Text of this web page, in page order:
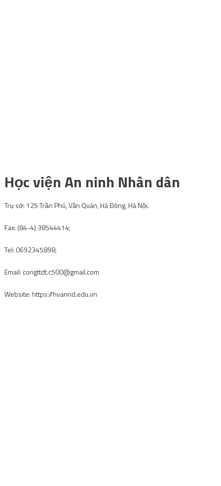
Tel: 0692345898;
Email: congttdt.c500@gmail.com
Website: https://hvannd.edu.vn